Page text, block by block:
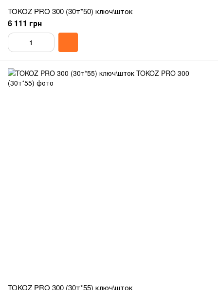
TOKOZ PRO 300 (30т*50) ключ\шток
6 111 грн
TOKOZ PRO 300 (30т*55) ключ\шток